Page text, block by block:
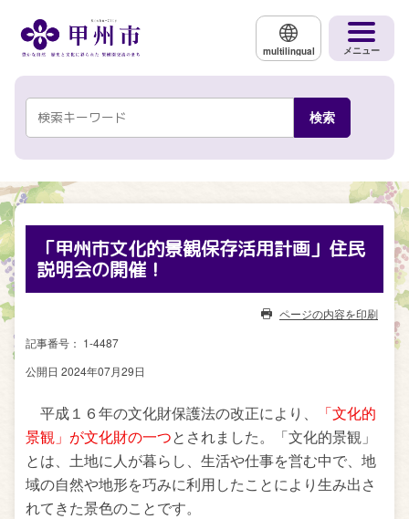
multilingual メニュー
「甲州市文化的景観保存活用計画」住民
説明会の開催！
ページの内容を印刷
記事番号： 1-4487
公開日 2024年07月29日
平成１６年の文化財保護法の改正により、
「文化的
景観」が文化財の一つとされました。「文化的景観」
とは、土地に人が暮らし、生活や仕事を営む中で、地
域の自然や地形を巧みに利用したことにより生み出さ
れてきた景色のことです。